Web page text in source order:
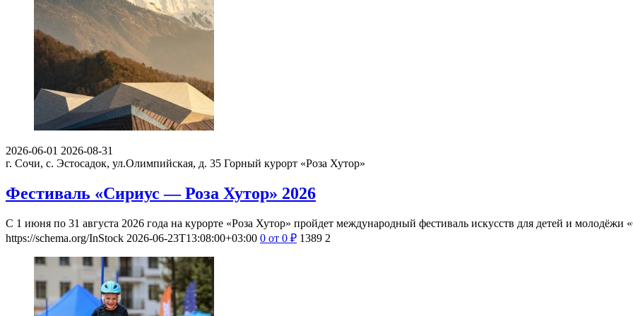
Поделитесь с своими впечатлениями от посещения. Напишите о том, что вам понравилось, а что нет, что запомнилось, что
расскажите об их впечатлениях.
Будьте корректны, и соблюдайте правила приличия.
Смотрите также события